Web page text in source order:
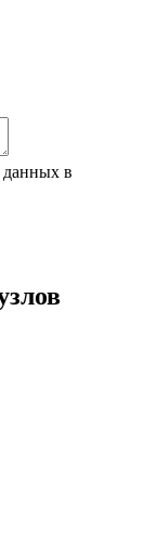
данных в